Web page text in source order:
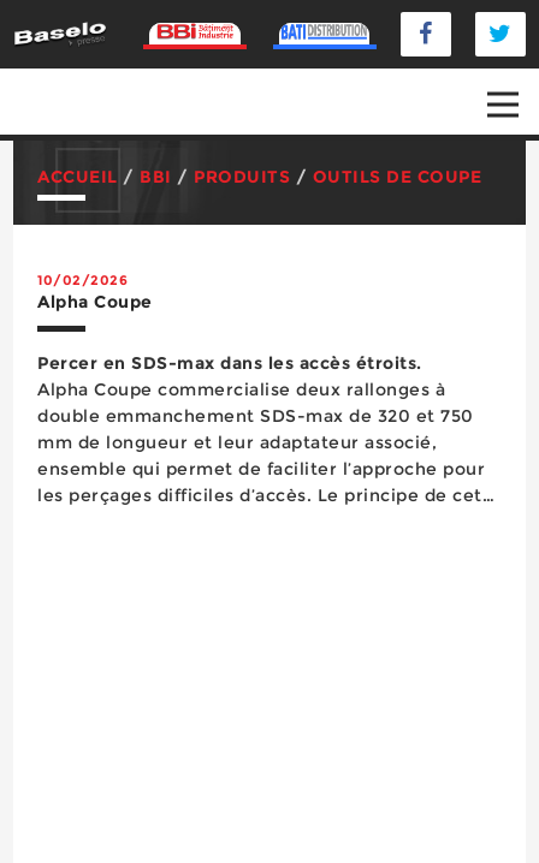
ACCUEIL / BBI / PRODUITS / OUTILS DE COUPE
10/02/2026
Alpha Coupe
Percer en SDS-max dans les accès étroits.
Alpha Coupe commercialise deux rallonges à
double emmanchement SDS-max de 320 et 750
mm de longueur et leur adaptateur associé,
ensemble qui permet de faciliter l’approche pour
les perçages difficiles d’accès. Le principe de cette